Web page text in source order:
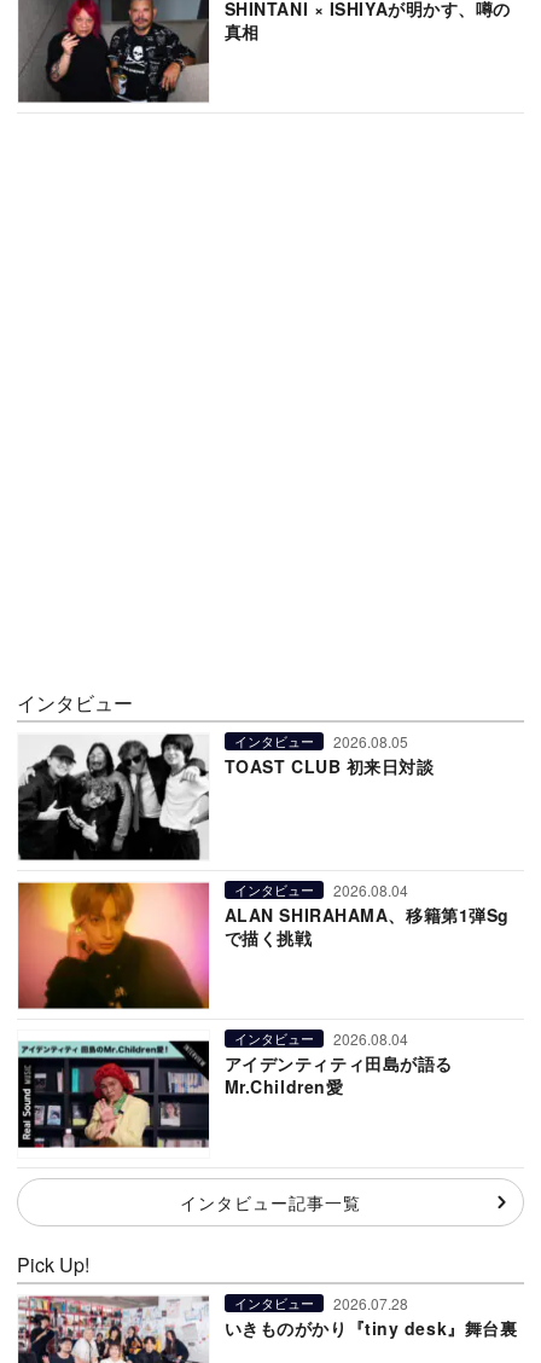
SHINTANI × ISHIYAが明かす、噂の
真相
インタビュー
インタビュー 2026.08.05
TOAST CLUB 初来日対談
インタビュー 2026.08.04
ALAN SHIRAHAMA、移籍第1弾Sg
で描く挑戦
インタビュー 2026.08.04
アイデンティティ田島が語る
Mr.Children愛
インタビュー記事一覧
Pick Up!
インタビュー 2026.07.28
いきものがかり『tiny desk』舞台裏